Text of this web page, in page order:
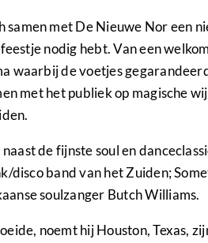
samen met De Nieuwe Nor een
nodig hebt. Van een
waarbij de voetjes
met het publiek op magische
de fijnste soul en
band van het Zuiden;
soulzanger Butch Williams.
noemt hij Houston, Texas,